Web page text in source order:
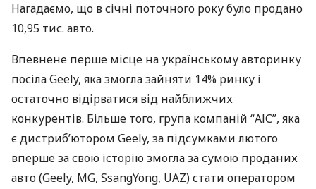
Нагадаємо, що в січні поточного року було продано
10,95 тис. авто.
Впевнене перше місце на українському авторинку
посіла Geely, яка змогла зайняти 14% ринку і
остаточно відірватися від найближчих
конкурентів. Більше того, група компаній “АІС”, яка
є дистриб’ютором Geely, за підсумками лютого
вперше за свою історію змогла за сумою проданих
авто (Geely, MG, SsangYong, UAZ) стати оператором